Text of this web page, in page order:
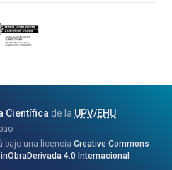
Científica de la UPV/EHU
bajo una licencia Creative Commons
4.0 Internacional